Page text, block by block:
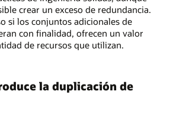
crear un exceso de redundancia.
si los conjuntos adicionales de
con finalidad, ofrecen un valor
de recursos que utilizan.
la duplicación de